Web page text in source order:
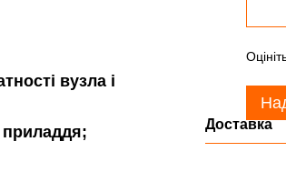
вузла і
приладдя;
Доставка